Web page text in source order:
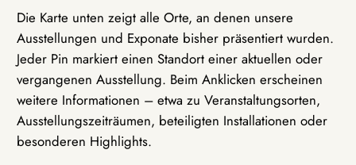
Die Karte unten zeigt alle Orte, an denen unsere
Ausstellungen und Exponate bisher präsentiert wurden.
Jeder Pin markiert einen Standort einer aktuellen oder
vergangenen Ausstellung. Beim Anklicken erscheinen
weitere Informationen – etwa zu Veranstaltungsorten,
Ausstellungszeiträumen, beteiligten Installationen oder
besonderen Highlights.